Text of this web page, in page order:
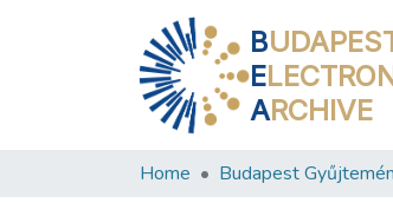
B
E
ARCHIVE
Home Budapest